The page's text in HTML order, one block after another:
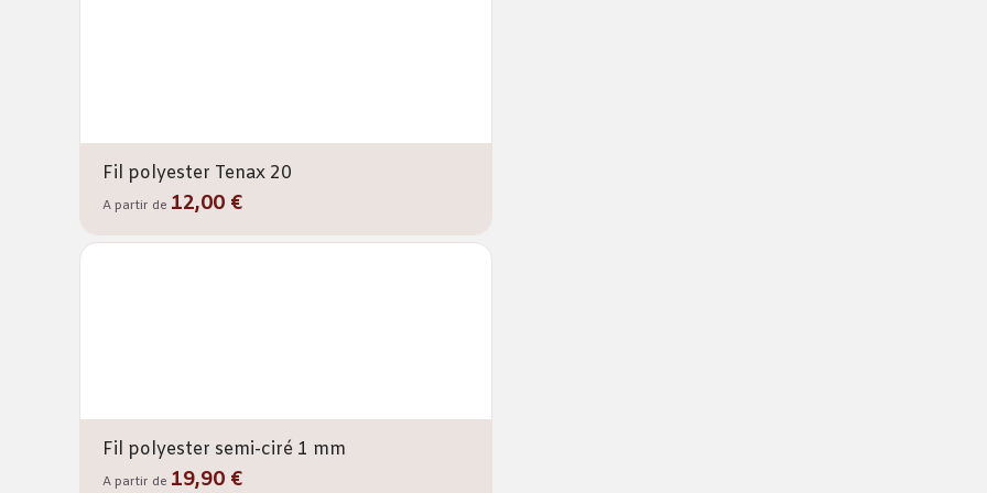
Fil polyester Tenax 20
A partir de 12,00 €
Fil polyester semi-ciré 1 mm
A partir de 19,90 €